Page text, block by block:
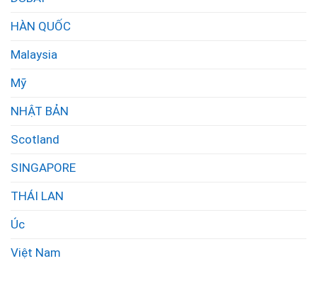
HÀN QUỐC
Malaysia
Mỹ
NHẬT BẢN
Scotland
SINGAPORE
THÁI LAN
Úc
Việt Nam